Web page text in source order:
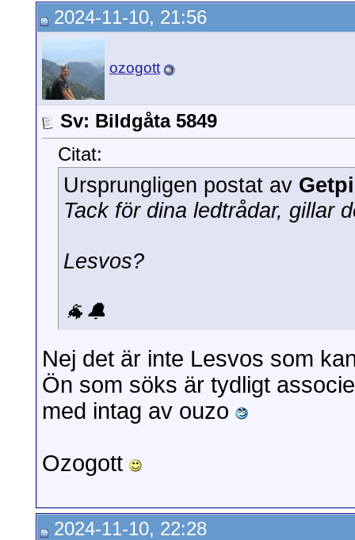
2024-11-10, 21:56
ozogott
Sv: Bildgåta 5849
Citat:
Ursprungligen postat av
Tack för dina ledtrådar, gillar
Lesvos?
🐐🔔
Nej det är inte Lesvos som
Ön som söks är tydligt
med intag av ouzo
Ozogott
2024-11-10, 22:28